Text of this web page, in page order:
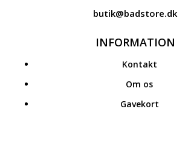
butik@badstore.dk
INFORMATION
Kontakt
Om os
Gavekort